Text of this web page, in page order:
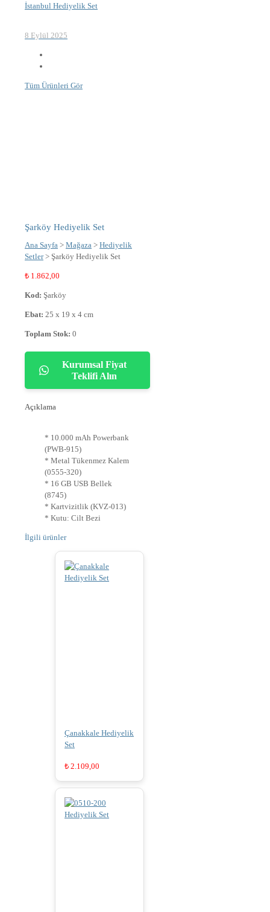
İstanbul Hediyelik Set
8 Eylül 2025
Tüm Ürünleri Gör
Şarköy Hediyelik Set
Ana Sayfa > Mağaza > Hediyelik
Setler> Şarköy Hediyelik Set
₺ 1.862,00
Kod: Şarköy
Ebat: 25 x 19 x 4 cm
Toplam Stok: 0
Kurumsal Fiyat
Teklifi Alın
Açıklama
* 10.000 mAh Powerbank
(PWB-915)
* Metal Tükenmez Kalem
(0555-320)
* 16 GB USB Bellek
(8745)
* Kartvizitlik (KVZ-013)
* Kutu: Cilt Bezi
İlgili ürünler
Çanakkale Hediyelik
Set
₺ 2.109,00